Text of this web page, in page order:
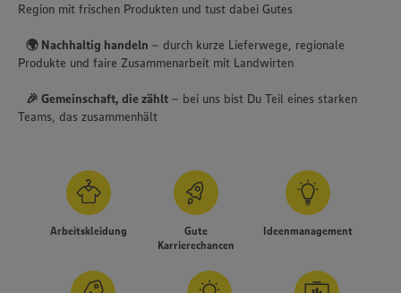
Region mit frischen Produkten und tust dabei Gutes
🌍 Nachhaltig handeln – durch kurze Lieferwege, regionale
Produkte und faire Zusammenarbeit mit Landwirten
🎉 Gemeinschaft, die zählt – bei uns bist Du Teil eines starken
Teams, das zusammenhält
Arbeitskleidung
Gute
Karrierechancen
Ideenmanagement